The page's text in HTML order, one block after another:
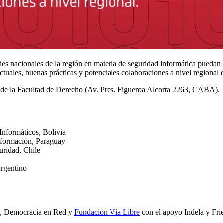
nacionales de la región en materia de seguridad informática
buenas prácticas y potenciales colaboraciones a nivel
la Facultad de Derecho (Av. Pres. Figueroa Alcorta 2263, CABA).
Bolivia
Paraguay
Chile
en Red y Fundación Vía Libre con el apoyo Indela y